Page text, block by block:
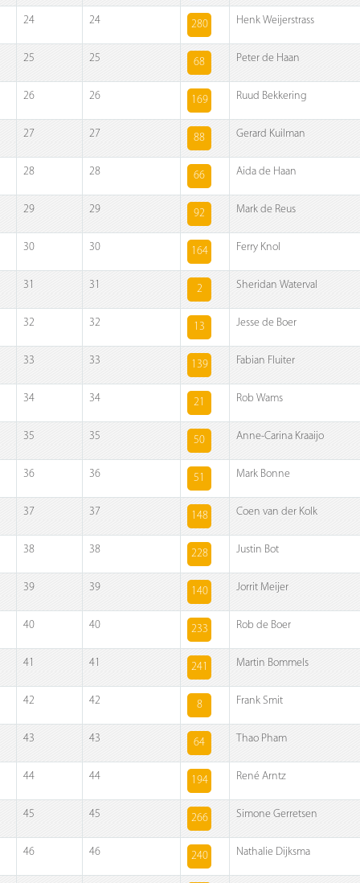
24 24 280 Henk Weijerstrass
25 25 68 Peter de Haan
26 26 169 Ruud Bekkering
27 27 88 Gerard Kuilman
28 28 66 Aida de Haan
29 29 92 Mark de Reus
30 30 164 Ferry Knol
31 31 2 Sheridan Waterval
32 32 13 Jesse de Boer
33 33 139 Fabian Fluiter
34 34 21 Rob Wams
35 35 50 Anne-Carina Kraaijo
36 36 51 Mark Bonne
37 37 148 Coen van der Kolk
38 38 228 Justin Bot
39 39 140 Jorrit Meijer
40 40 233 Rob de Boer
41 41 241 Martin Bommels
42 42 8 Frank Smit
43 43 64 Thao Pham
44 44 194 René Arntz
45 45 266 Simone Gerretsen
46 46 240 Nathalie Dijksma